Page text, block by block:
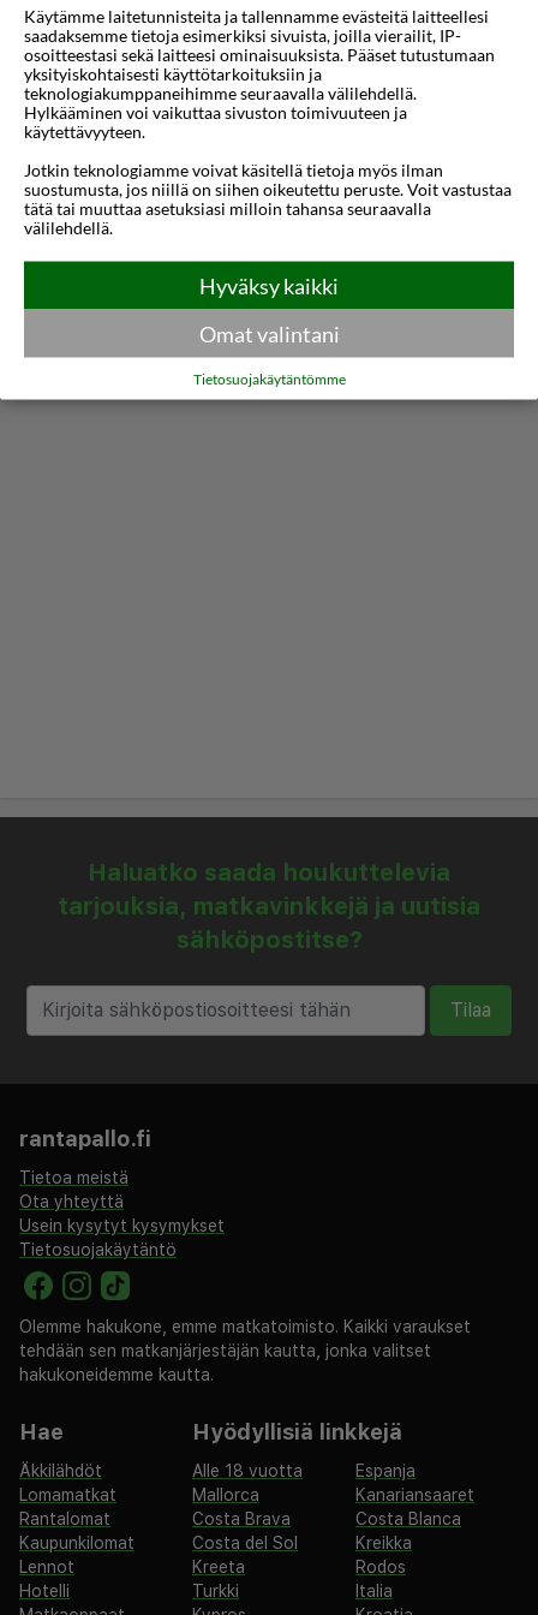
hotellista on ravintoloita ja baareja.
Hotellin vehreässä puutahassa on ihastuttava
allasalue, jolla on mukava rentoutua ja nauttia
näköaloista. Marinassa on kaksi baaria ja
buffetravintola, jossa voit aloitta päivän
maittavalla buffetaamiaisella.
pieni kuntosali sekä tenniskenttä. Lapset voivat
peuhata leikkipaikalla.
Marinassa asut valoisassa huoneessa, jossa on
Näytä lisää
Haluatko saada houkuttelevia
tarjouksia, matkavinkkejä ja uutisia
sähköpostitse?
Tilaa
rantapallo.fi
Tietoa meistä
Ota yhteyttä
Usein kysytyt kysymykset
Tietosuojakäytäntö
Olemme hakukone, emme matkatoimisto. Kaikki varaukset
tehdään sen matkanjärjestäjän kautta, jonka valitset
hakukoneidemme kautta.
Hae
Äkkilähdöt
Lomamatkat
Rantalomat
Kaupunkilomat
Lennot
Hotelli
Hyödyllisiä linkkejä
Alle 18 vuotta
Espanja
Mallorca
Kanariansaaret
Costa Brava
Costa Blanca
Costa del Sol
Kreikka
Kreeta
Rodos
Turkki
Italia
Käytämme laitetunnisteita ja tallennamme evästeitä laitteellesi
saadaksemme tietoja esimerkiksi sivuista, joilla vierailit, IP-
osoitteestasi sekä laitteesi ominaisuuksista. Pääset tutustumaan
yksityiskohtaisesti käyttötarkoituksiin ja
teknologiakumppaneihimme seuraavalla välilehdellä.
Hylkääminen voi vaikuttaa sivuston toimivuuteen ja
käytettävyyteen.
Jotkin teknologiamme voivat käsitellä tietoja myös ilman
suostumusta, jos niillä on siihen oikeutettu peruste. Voit vastustaa
tätä tai muuttaa asetuksiasi milloin tahansa seuraavalla
välilehdellä.
Hyväksy kaikki
Omat valintani
Tietosuojakäytäntömme